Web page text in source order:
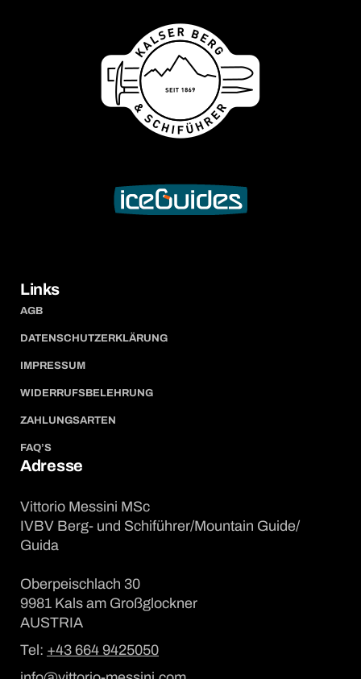
Links
AGB
DATENSCHUTZERKLÄRUNG
IMPRESSUM
WIDERRUFSBELEHRUNG
ZAHLUNGSARTEN
FAQ’S
Adresse
Vittorio Messini MSc
IVBV Berg- und Schiführer/Mountain Guide/
Guida
Oberpeischlach 30
9981 Kals am Großglockner
AUSTRIA
Tel: +43 664 9425050